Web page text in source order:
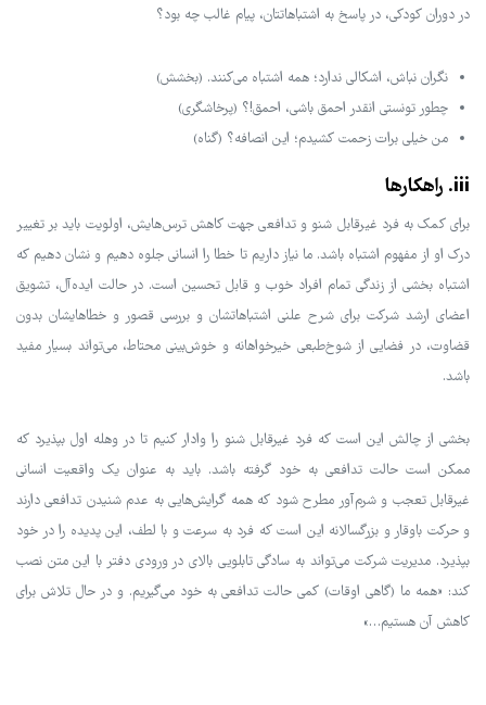
در دوران کودکی، در پاسخ به اشتباهاتتان، پیام غالب چه بود؟
نگران نباش، اشکالی ندارد؛ همه اشتباه می‌کنند. (بخشش)
چطور تونستی انقدر احمق باشی، احمق!؟ (پرخاشگری)
من خیلی برات زحمت کشیدم؛ این انصافه؟ (گناه)
iii. راهکارها
برای کمک به فرد غیرقابل شنو و تدافعی جهت کاهش ترس‌هایش، اولویت باید بر تغییر
درک او از مفهوم اشتباه باشد. ما نیاز داریم تا خطا را انسانی جلوه دهیم و نشان دهیم که
اشتباه بخشی از زندگی تمام افراد خوب و قابل تحسین است. در حالت ایده‌آل، تشویق
اعضای ارشد شرکت برای شرح علنی اشتباهاتشان و بررسی قصور و خطاهایشان بدون
قضاوت، در فضایی از شوخ‌طبعی خیرخواهانه و خوش‌بینی محتاط، می‌تواند بسیار مفید
باشد.
بخشی از چالش این است که فرد غیرقابل شنو را وادار کنیم تا در وهله اول بپذیرد که
ممکن است حالت تدافعی به خود گرفته باشد. باید به عنوان یک واقعیت انسانی
غیرقابل تعجب و شرم‌آور مطرح شود که همه گرایش‌هایی به عدم شنیدن تدافعی دارند
و حرکت باوقار و بزرگسالانه این است که فرد به سرعت و با لطف، این پدیده را در خود
بپذیرد. مدیریت شرکت می‌تواند به سادگی تابلویی بالای در ورودی دفتر با این متن نصب
کند: «همه ما (گاهی اوقات) کمی حالت تدافعی به خود می‌گیریم. و در حال تلاش برای
کاهش آن هستیم…»